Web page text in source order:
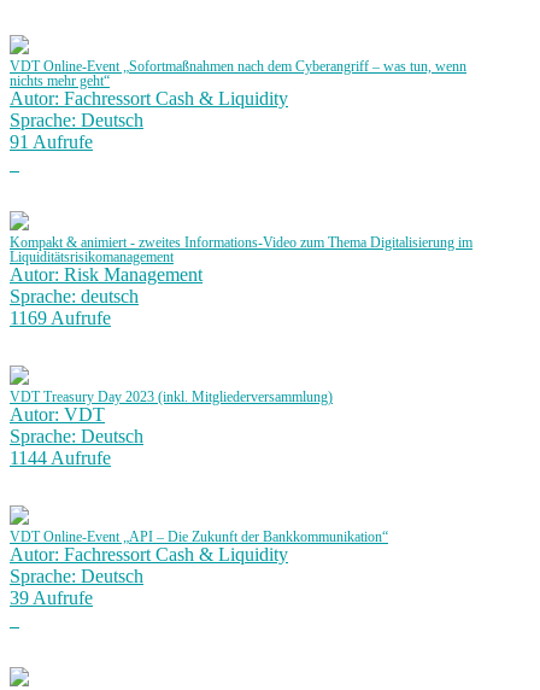
VDT Online-Event „Sofortmaßnahmen nach dem Cyberangriff – was tun, wenn
nichts mehr geht“
Autor: Fachressort Cash & Liquidity
Sprache: Deutsch
91 Aufrufe
Kompakt & animiert - zweites Informations-Video zum Thema Digitalisierung im
Liquiditätsrisikomanagement
Autor: Risk Management
Sprache: deutsch
1169 Aufrufe
VDT Treasury Day 2023 (inkl. Mitgliederversammlung)
Autor: VDT
Sprache: Deutsch
1144 Aufrufe
VDT Online-Event „API – Die Zukunft der Bankkommunikation“
Autor: Fachressort Cash & Liquidity
Sprache: Deutsch
39 Aufrufe